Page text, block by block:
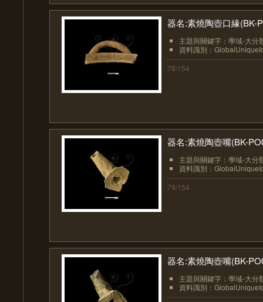
器名:素燒陶壺口緣(BK-
主題與關鍵字：學域-大分
資料識別：
78/154
器名:素燒陶壺嘴(BK-
主題與關鍵字：學域-大分
資料識別：
79/154
器名:素燒陶壺嘴(BK-
主題與關鍵字：學域-大分
資料識別：